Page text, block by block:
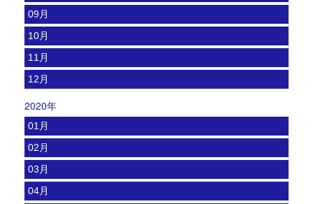
09月
10月
11月
12月
2020年
01月
02月
03月
04月